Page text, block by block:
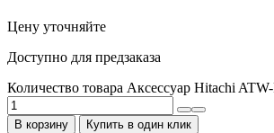
Цену уточняйте
Доступно для предзаказа
Количество товара Аксессуар Hitachi
В корзину Купить в один клик